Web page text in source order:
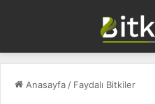
Anasayfa / Faydalı Bitkiler